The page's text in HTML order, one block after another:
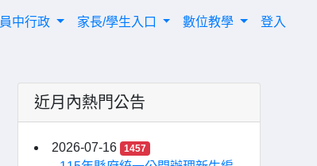
員中行政 家長/學生入口 數位教學 登入
近月內熱門公告
2026-07-16 1457